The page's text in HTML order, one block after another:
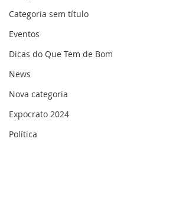
Categoria sem título
Eventos
Dicas do Que Tem de Bom
News
Nova categoria
Expocrato 2024
Política